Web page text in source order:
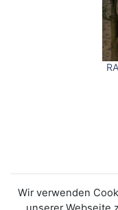
Wir verwenden